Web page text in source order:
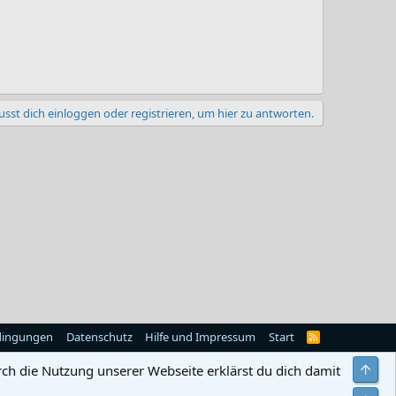
dich einloggen oder registrieren, um hier zu antworten.
Datenschutz Hilfe und Impressum Start
R
die Nutzung unserer Webseite erklärst du dich damit